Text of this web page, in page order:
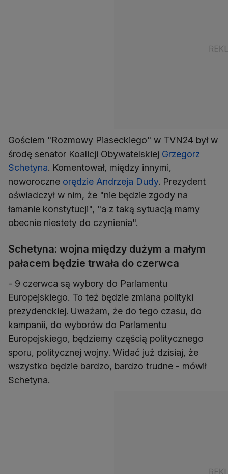
Gościem "Rozmowy Piaseckiego" w TVN24 był w
środę senator Koalicji Obywatelskiej Grzegorz
Schetyna. Komentował, między innymi,
noworoczne orędzie Andrzeja Dudy. Prezydent
oświadczył w nim, że "nie będzie zgody na
łamanie konstytucji", "a z taką sytuacją mamy
obecnie niestety do czynienia".
Schetyna: wojna między dużym a małym
pałacem będzie trwała do czerwca
- 9 czerwca są wybory do Parlamentu
Europejskiego. To też będzie zmiana polityki
prezydenckiej. Uważam, że do tego czasu, do
kampanii, do wyborów do Parlamentu
Europejskiego, będziemy częścią politycznego
sporu, politycznej wojny. Widać już dzisiaj, że
wszystko będzie bardzo, bardzo trudne - mówił
Schetyna.